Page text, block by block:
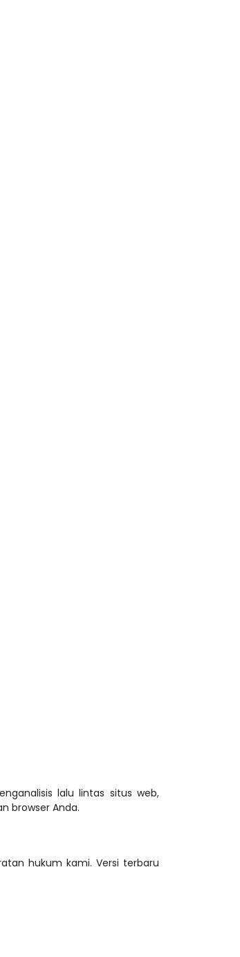
lalu lintas situs web,
browser Anda.
hukum kami. Versi terbaru